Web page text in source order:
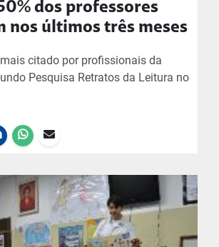
dos professores
nos últimos três meses
citado por profissionais da
Pesquisa Retratos da Leitura no